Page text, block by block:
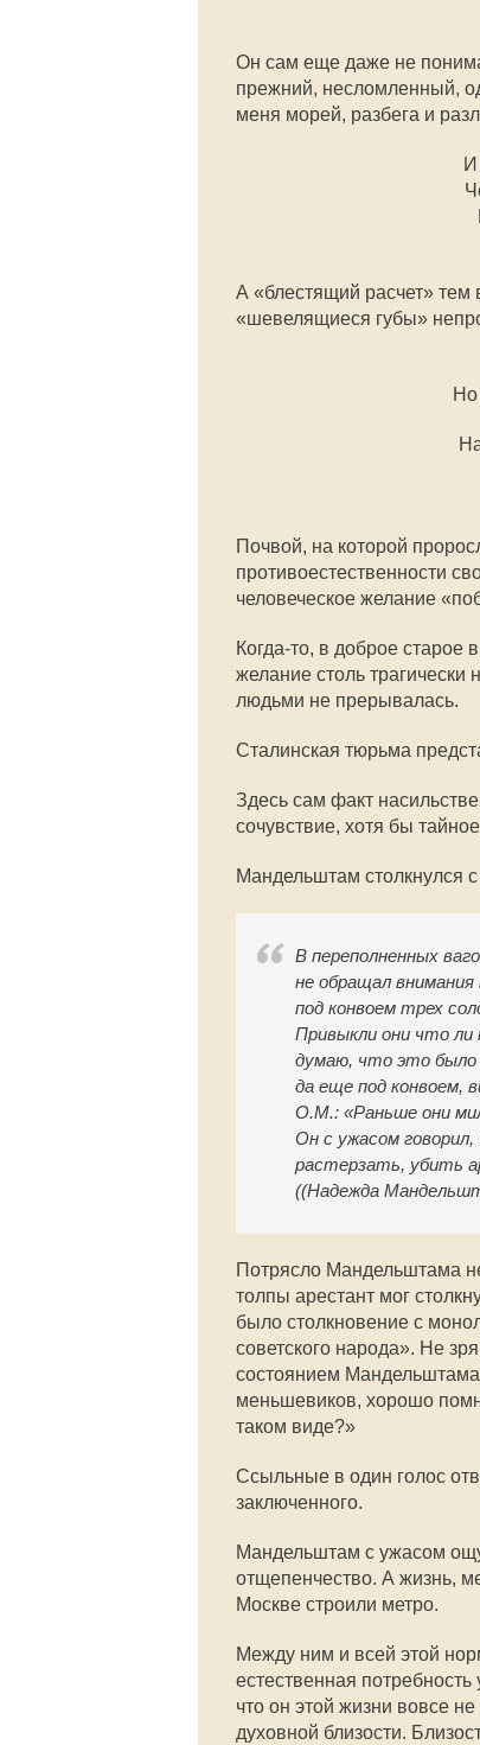
Он сам еще даже не
прежний, несломленный,
меня морей, разбега и
И
А «блестящий расчет»
«шевелящиеся губы»
Но
Почвой, на которой
противоестественности
человеческое желание
Когда-то, в доброе старое
желание столь трагически
людьми не прерывалась.
Сталинская тюрьма
Здесь сам факт
сочувствие, хотя бы
Мандельштам столкнулся
В переполненных
не обращал внимания
под конвоем трех
Привыкли они что ли
думаю, что это было
да еще под конвоем,
О.М.: «Раньше они
Он с ужасом
растерзать, убить
((Надежда
Потрясло Мандельштама
толпы арестант мог
было столкновение с
советского народа». Не
состоянием
меньшевиков, хорошо
таком виде?»
Ссыльные в один голос
заключенного.
Мандельштам с ужасом
отщепенчество. А жизнь,
Москве строили метро.
Между ним и всей этой
естественная
что он этой жизни вовсе
духовной близости.